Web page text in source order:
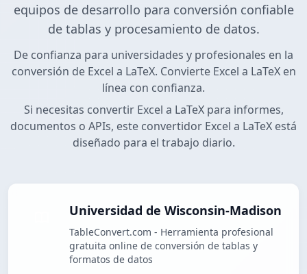
equipos de desarrollo para conversión confiable
de tablas y procesamiento de datos.
De confianza para universidades y profesionales en la
conversión de Excel a LaTeX. Convierte Excel a LaTeX en
línea con confianza.
Si necesitas convertir Excel a LaTeX para informes,
documentos o APIs, este convertidor Excel a LaTeX está
diseñado para el trabajo diario.
Universidad de Wisconsin-Madison
TableConvert.com - Herramienta profesional
gratuita online de conversión de tablas y
formatos de datos